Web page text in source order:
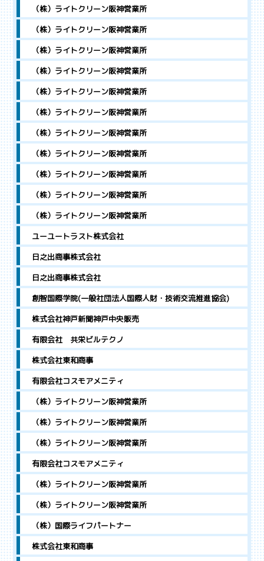
（株）ライトクリーン阪神営業所
（株）ライトクリーン阪神営業所
（株）ライトクリーン阪神営業所
（株）ライトクリーン阪神営業所
（株）ライトクリーン阪神営業所
（株）ライトクリーン阪神営業所
（株）ライトクリーン阪神営業所
（株）ライトクリーン阪神営業所
（株）ライトクリーン阪神営業所
（株）ライトクリーン阪神営業所
（株）ライトクリーン阪神営業所
ユーユートラスト株式会社
日之出商事株式会社
日之出商事株式会社
創智国際学院(一般社団法人国際人財・技術交流推進協会)
株式会社神戸新聞神戸中央販売
有限会社 共栄ビルテクノ
株式会社東和商事
有限会社コスモアメニティ
（株）ライトクリーン阪神営業所
（株）ライトクリーン阪神営業所
（株）ライトクリーン阪神営業所
有限会社コスモアメニティ
（株）ライトクリーン阪神営業所
（株）ライトクリーン阪神営業所
（株）国際ライフパートナー
株式会社東和商事